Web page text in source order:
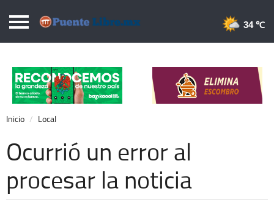
Puentelibre.mx
Local
Nacional
Opinión
Cronos
Economía
Espectáculos
34 ℃
Inicio Local
Ocurrió un error al
procesar la noticia